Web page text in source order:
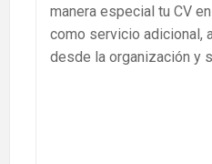
manera especial tu CV
como servicio adicional,
desde la organización y